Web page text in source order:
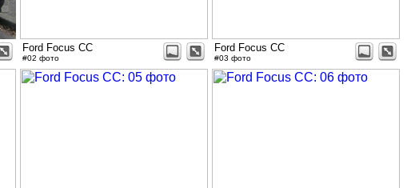
Ford Focus CC
#02 фото
Ford Focus CC
#03 фото